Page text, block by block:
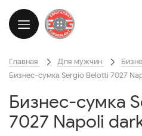
Главная Для мужчин
Бизнес-сумка Sergio Belotti 7027
Бизнес-сумка
7027 Napoli